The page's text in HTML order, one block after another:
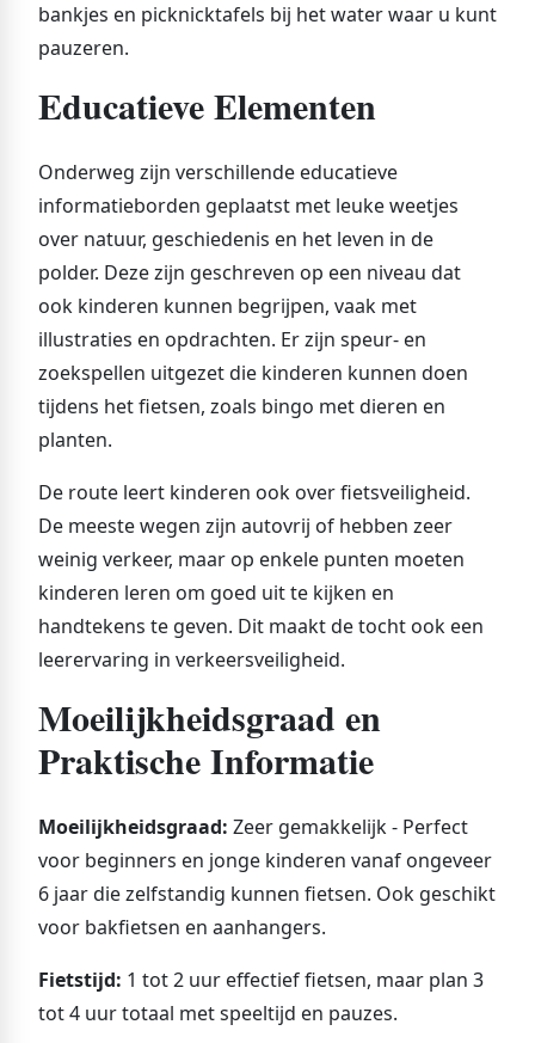
bankjes en picknicktafels bij het water waar u kunt
pauzeren.
Educatieve Elementen
Onderweg zijn verschillende educatieve
informatieborden geplaatst met leuke weetjes
over natuur, geschiedenis en het leven in de
polder. Deze zijn geschreven op een niveau dat
ook kinderen kunnen begrijpen, vaak met
illustraties en opdrachten. Er zijn speur- en
zoekspellen uitgezet die kinderen kunnen doen
tijdens het fietsen, zoals bingo met dieren en
planten.
De route leert kinderen ook over fietsveiligheid.
De meeste wegen zijn autovrij of hebben zeer
weinig verkeer, maar op enkele punten moeten
kinderen leren om goed uit te kijken en
handtekens te geven. Dit maakt de tocht ook een
leerervaring in verkeersveiligheid.
Moeilijkheidsgraad en
Praktische Informatie
Moeilijkheidsgraad: Zeer gemakkelijk - Perfect
voor beginners en jonge kinderen vanaf ongeveer
6 jaar die zelfstandig kunnen fietsen. Ook geschikt
voor bakfietsen en aanhangers.
Fietstijd: 1 tot 2 uur effectief fietsen, maar plan 3
tot 4 uur totaal met speeltijd en pauzes.